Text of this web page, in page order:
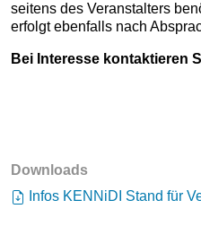
seitens des Veranstalters
erfolgt ebenfalls nach
Bei Interesse kontaktieren
Downloads
Infos KENNiDI Stand für